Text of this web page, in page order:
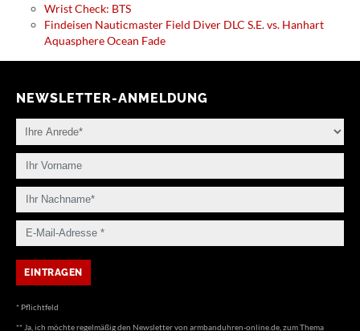
Wrist Check: BTS
Findeisen Nauticmaster Field Diver DLC S.E. vs. Hanhart
Aquasphere Ocean Fade
NEWSLETTER-ANMELDUNG
* Pflichtfeld
** Ja, ich möchte regelmäßig den Newsletter von armbanduhren-online.de, zum Thema